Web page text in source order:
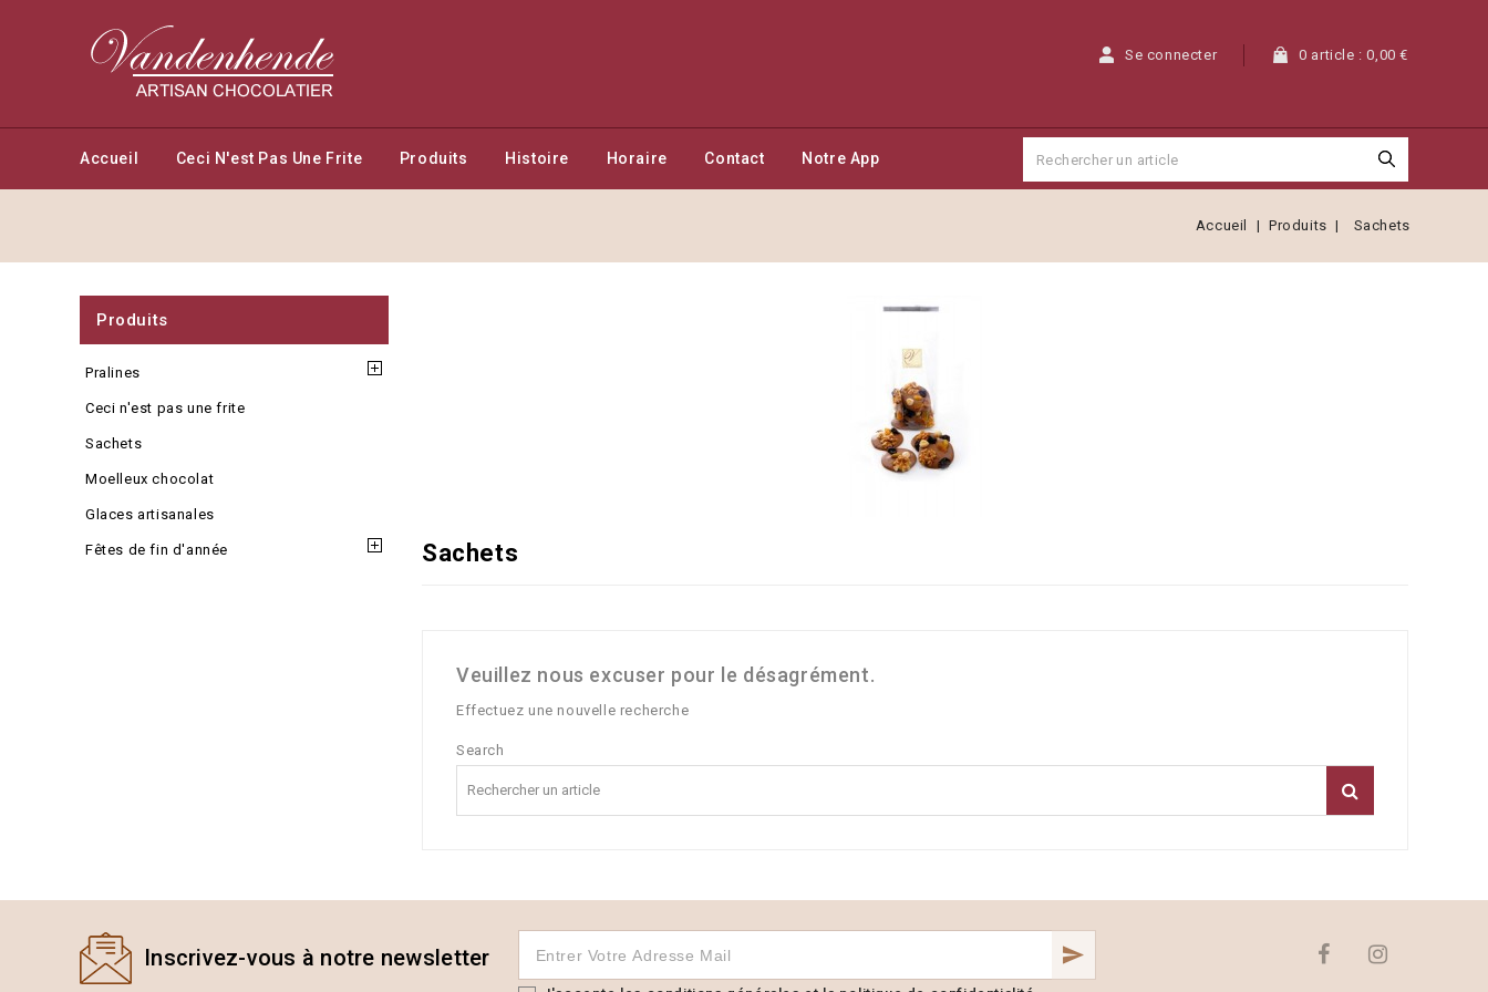
0 article :0,00 €
Se connecter
Accueil Ceci N'est Pas Une Frite Produits Histoire Horaire Contact Notre App
Accueil Produits Sachets
Produits
Pralines
Ceci n'est pas une frite
Sachets
Moelleux chocolat
Glaces artisanales
Fêtes de fin d'année Sachets
Veuillez nous excuser pour le désagrément.
Effectuez une nouvelle recherche
Search
Inscrivez-vous à notre newsletter